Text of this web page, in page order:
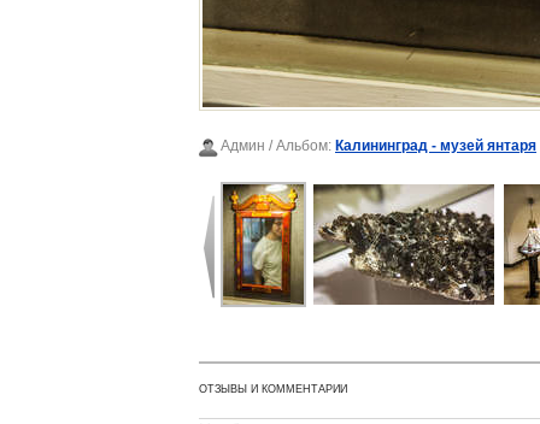
Админ / Альбом: Калининград - музей янтаря
ОТЗЫВЫ И КОММЕНТАРИИ